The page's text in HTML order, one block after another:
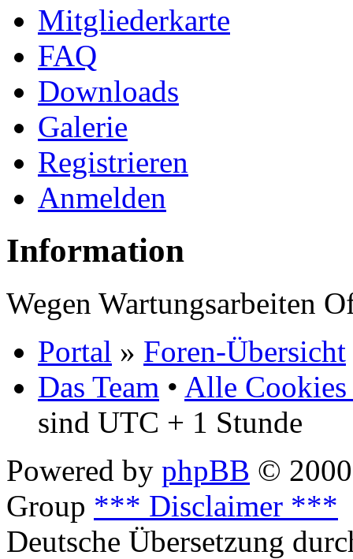
Mitgliederkarte
FAQ
Downloads
Galerie
Registrieren
Anmelden
Information
Wegen Wartungsarbeiten
Portal » Foren-Übersicht
Das Team • Alle Cookies
sind UTC + 1 Stunde
Powered by phpBB ©
Group *** Disclaimer ***
Deutsche Übersetzung